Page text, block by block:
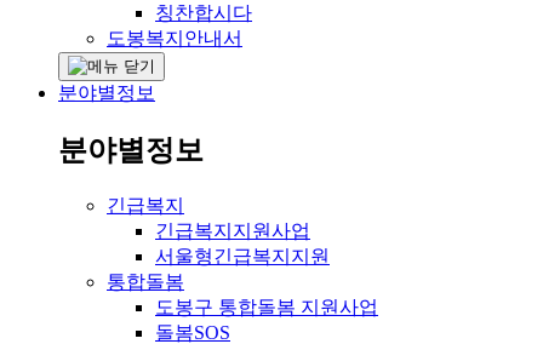
칭찬합시다
도봉복지안내서
분야별정보
분야별정보
긴급복지
긴급복지지원사업
서울형긴급복지지원
통합돌봄
도봉구 통합돌봄 지원사업
돌봄SOS